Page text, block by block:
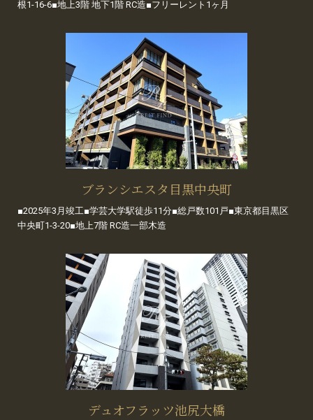
根1-16-6■地上3階 地下1階 RC造■フリーレント1ヶ月
ブランシエスタ目黒中央町
■2025年3月竣工■学芸大学駅徒歩11分■総戸数101戸■東京都目黒区
中央町1-3-20■地上7階 RC造一部木造
デュオフラッツ池尻大橋